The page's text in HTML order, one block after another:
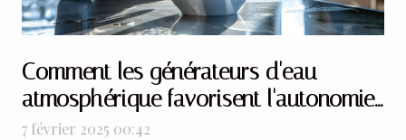
Comment les générateurs d'eau
atmosphérique favorisent l'autonomie
en eau
7 février 2025 00:42